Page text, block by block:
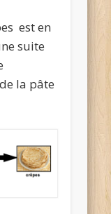
est en
suite
la pâte